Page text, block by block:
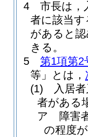
4
市長は，
者に該当
があると
きる。
5
第1項第2
等」とは，
(1)
入居
者がある
ア
障害
の程度が